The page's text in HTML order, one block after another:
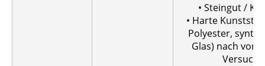
• Steingut /
• Harte
Polyester,
Glas) nach
Versuch.